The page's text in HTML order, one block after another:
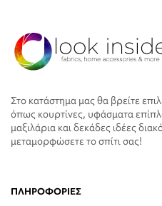
Στο κατάστημα μας θα βρείτε
όπως κουρτίνες, υφάσματα
μαξιλάρια και δεκάδες ιδέες
μεταμορφώσετε το σπίτι σας!
ΠΛΗΡΟΦΟΡΙΕΣ